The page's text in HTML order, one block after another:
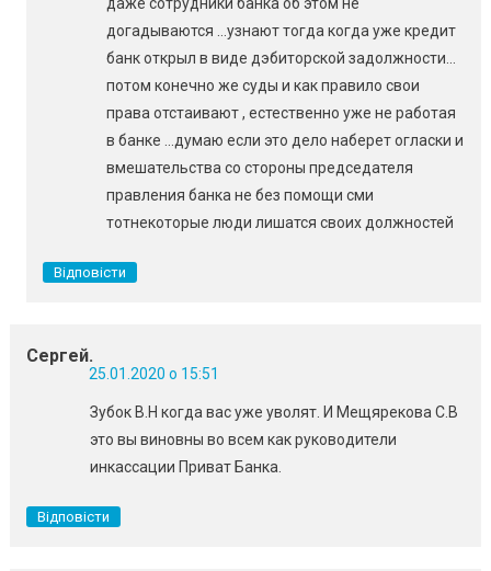
даже сотрудники банка об этом не
догадываются …узнают тогда когда уже кредит
банк открыл в виде дэбиторской задолжности…
потом конечно же суды и как правило свои
права отстаивают , естественно уже не работая
в банке …думаю если это дело наберет огласки и
вмешательства со стороны председателя
правления банка не без помощи сми
тотнекоторые люди лишатся своих должностей
Відповісти
Сергей.
25.01.2020 о 15:51
Зубок В.Н когда вас уже уволят. И Мещярекова С.В
это вы виновны во всем как руководители
инкассации Приват Банка.
Відповісти